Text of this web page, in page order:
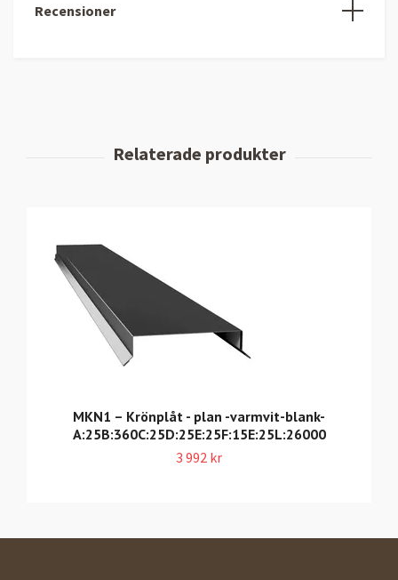
Recensioner
MKN1 – Krönplåt - plan -varmvit-blank-
A:25B:360C:25D:25E:25F:15E:25L:26000
3 992 kr